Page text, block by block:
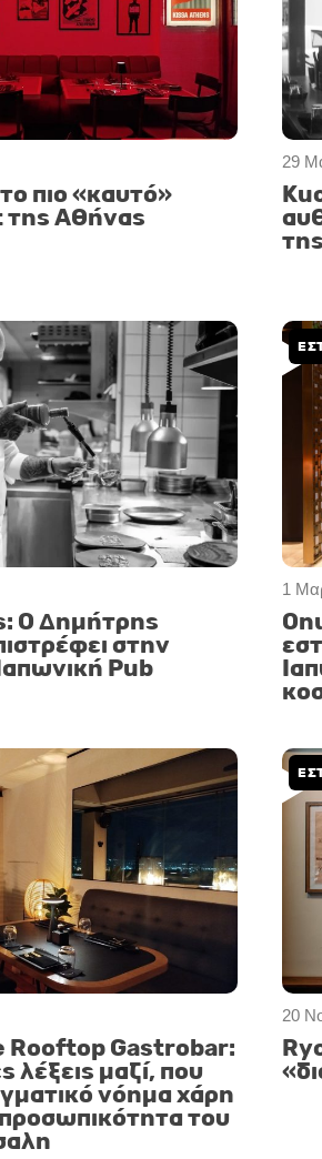
πιο «καυτό»
της Αθήνας
29
Ο Δημήτρης
στην
Pub
1
Rooftop Gastrobar:
λέξεις μαζί, που
νόημα χάρη
του
20